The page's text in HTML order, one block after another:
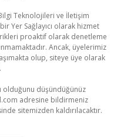
Teknolojileri ve İletişim
Yer Sağlayıcı olarak hizmet
proaktif olarak denetleme
Ancak, üyelerimiz
olup, siteye üye olarak
olduğunu düşündüğünüz
adresine bildirmeniz
sitemizden kaldırılacaktır.